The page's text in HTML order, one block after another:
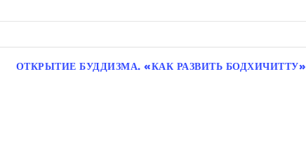
ОТКРЫТИЕ БУДДИЗМА. «КАК РАЗВИТЬ БОДХИЧИТТУ»